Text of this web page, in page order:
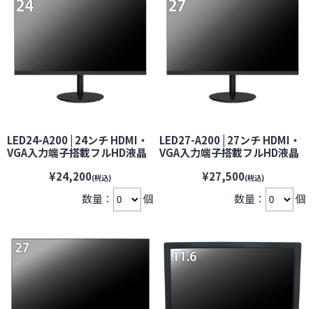
LED24-A200 | 24ンチ HDMI・
VGA入力端子搭載フルHD液晶
カメラ】【監視カメラ】【セ
¥24,200(税込)
数量： 個
LED27-A200 | 27ンチ HDMI・
VGA入力端子搭載フルHD液晶
カメラ】【監視カメラ】【セ
¥27,500(税込)
数量： 個